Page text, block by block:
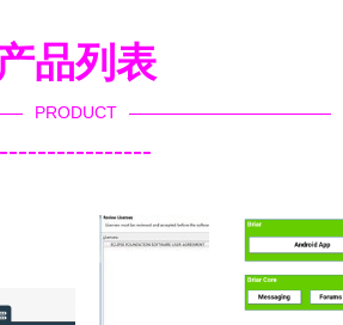
品列表
PRODUCT
----------------